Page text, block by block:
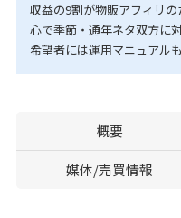
収益の9割が物販アフィリ
心で季節・通年ネタ双方に
希望者には運用マニュアルも
概要
媒体/売買情報